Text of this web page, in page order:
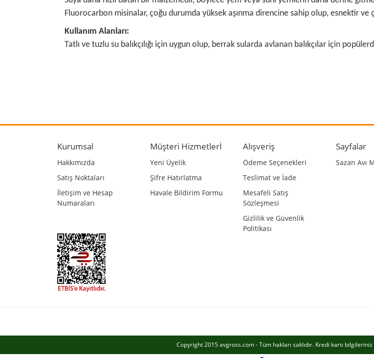
Fluorocarbon misinalar, çoğu durumda yüksek aşınma direncine sahip olup, esnektir
Kullanım Alanları:
Tatlı ve tuzlu su balıkçılığı için uygun olup, berrak sularda avlanan balıkçılar için
Ürün resmi kalitesiz, bozuk veya görüntülenemiyor.
Ürün bilgilerinde hatalar bulunuyor.
Ürün fiyatı diğer sitelerden daha pahalı.
Bu ürüne benzer farklı alternatifler olmalı.
Kurumsal
Hakkımızda
Satış Noktaları
İletişim ve Hesap
Numaraları
Müşteri Hizmetlerİ
Yeni Üyelik
Şifre Hatırlatma
Havale Bildirim Formu
Alışveriş
Ödeme Seçenekleri
Teslimat ve İade
Mesafeli Satış
Sözleşmesi
Gizlilik ve Güvenlik
Politikası
Sayfalar
Sazan Avı
Copyright 2015 avgross.com - Tüm hakları saklıdır. Kredi kartı